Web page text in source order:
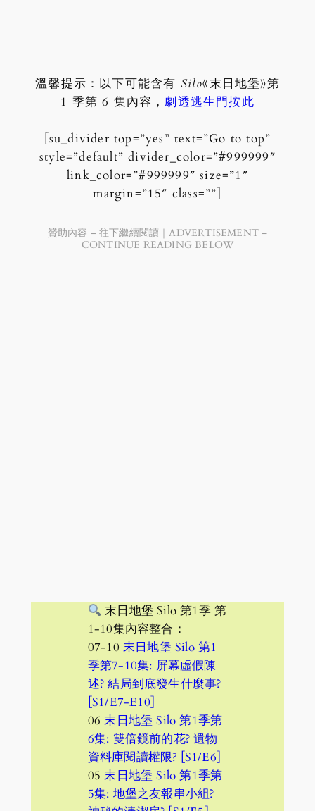
溫馨提示：以下可能含有 Silo《末日地堡》第
1 季第 6 集內容，劇透逃生門按此
[su_divider top=”yes” text=”Go to top”
style=”default” divider_color=”#999999″
link_color=”#999999″ size=”1″
margin=”15″ class=””]
贊助內容 – 往下繼續閱讀｜ADVERTISEMENT –
CONTINUE READING BELOW
末日地堡 Silo 第1季 第
1-10集內容整合：
07-10 末日地堡 Silo 第1
季第7-10集: 屏幕虛假陳
述? 結局到底發生什麼事?
[S1/E7-E10]
06末日地堡 Silo 第1季第
6集: 雙倍鏡前的花? 遺物
資料庫閱讀權限? [S1/E6]
05末日地堡 Silo 第1季第
5集: 地堡之友報串小組?